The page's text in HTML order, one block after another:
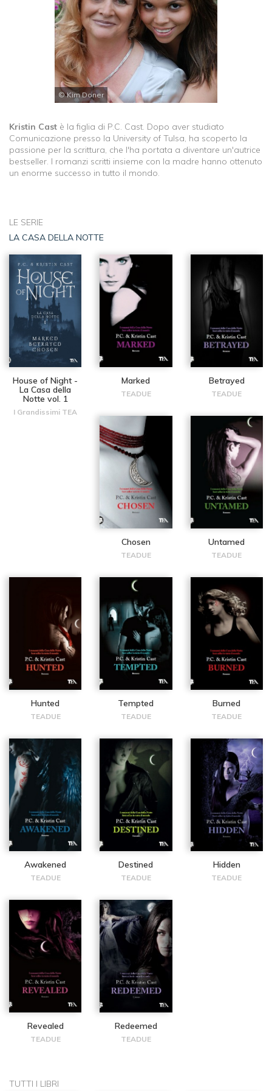
© Kim Doner
Kristin Cast è la figlia di P.C. Cast. Dopo aver studiato
Comunicazione presso la University of Tulsa, ha scoperto la
passione per la scrittura, che l'ha portata a diventare un'autrice
bestseller. I romanzi scritti insieme con la madre hanno ottenuto
un enorme successo in tutto il mondo.
LE SERIE
LA CASA DELLA NOTTE
House of Night -
La Casa della
Notte vol. 1
I Grandissimi TEA
Marked
TEADUE
Betrayed
TEADUE
Chosen
TEADUE
Untamed
TEADUE
Hunted
TEADUE
Tempted
TEADUE
Burned
TEADUE
Awakened
TEADUE
Destined
TEADUE
Hidden
TEADUE
Revealed
TEADUE
Redeemed
TEADUE
TUTTI I LIBRI